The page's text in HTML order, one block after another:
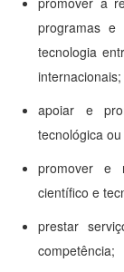
programas e
tecnologia
internacionais;
apoiar e
tecnológica
promover e
científico e
prestar
competência;